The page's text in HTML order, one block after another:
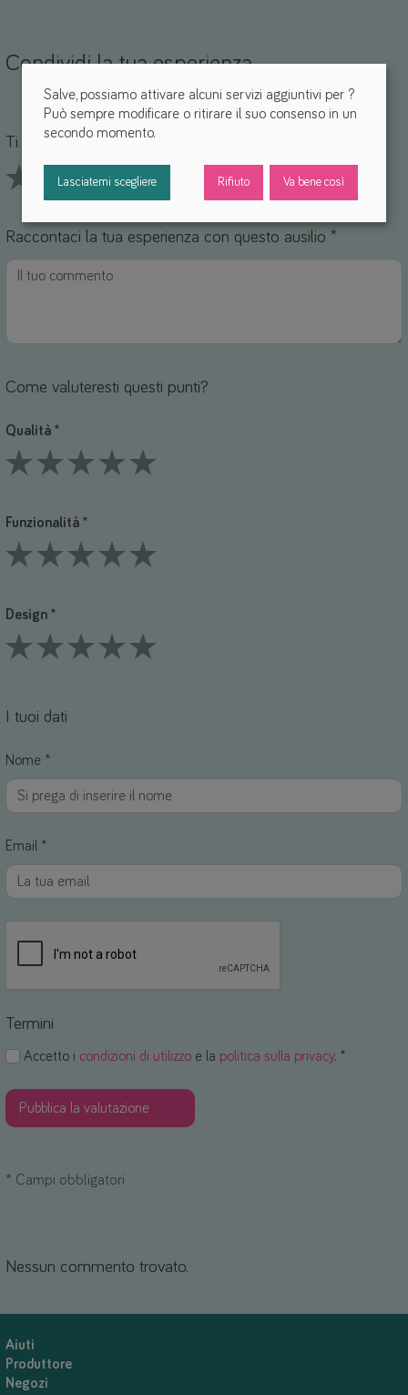
Condividi la tua esperienza
Ti piace questo ausilio? *
2 Stars3 Stars4 Stars5 Stars
Raccontaci la tua esperienza con questo ausilio *
Come valuteresti questi punti?
Qualità *
Funzionalità *
Design *
I tuoi dati
Nome *
Email *
Termini
Accetto i condizioni di utilizzo e la politica sulla privacy. *
* Campi obbligatori
Nessun commento trovato.
Aiuti
Produttore
Negozi
Salve, possiamo attivare alcuni servizi aggiuntivi per ?
Può sempre modificare o ritirare il suo consenso in un
secondo momento.
Lasciatemi scegliere Rifiuto Va bene così